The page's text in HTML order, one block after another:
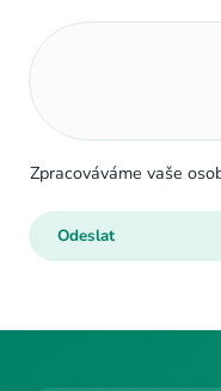
Zpracováváme vaše